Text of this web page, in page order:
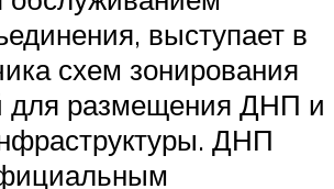
выступает в
схем зонирования
для размещения ДНП и
ДНП